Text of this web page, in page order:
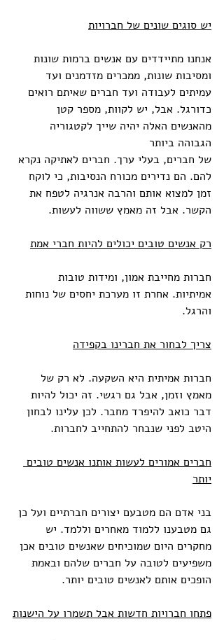
יש סוגים שונים של חברויות
אנחנו מתיידדים עם אנשים ברמות שונות
ומסיבות שונות, ממכרים מזדמנים ועד
עמיתים לעבודה ועד חברים שאיתם רואים
כדורגל. אבל, יש לקוות, מספר קטן
מהאנשים האלה יהיה שייך לקטגוריה
הגבוהה ביותר
של חברים, בעלי ערך. חברים לאתיקה נקרא
להם. הם נדירים מכורח הנסיבות, כי לוקח
זמן למצוא אותם והרבה אנרגיה לטפח את
הקשר. אבל זה מאמץ ששווה לעשות.
רק אנשים טובים יכולים להיות חברי אמת
חברות מחייבת אמון, ומידות טובות
אמיתיות. אחרת זו מערכת יחסים של נוחות
והרגל.
צריך לבחור את חברינו בקפידה
חברות אמיתית היא השקעה. לא רק של
מאמץ וזמן, אבל גם רגשי. זה יכול להיות
דבר כואב להיפרד מחבר. לכן עלינו לבחון
היטב לפני שנבחר להתחייב לחברות.
חברים אמורים לעשות אותנו אנשים טובים
יותר
בני אדם הם מטבעם יצורים חברתיים ועל כן
גם מטבענו ללמוד מאחרים וללמד. יש
מחקרים היום שמוכיחים שאנשים טובים אכן
משפיעים לטובה על חברים שלהם ובאמת
הופכים אותם לאנשים טובים יותר.
פתחו חברויות חדשות אבל תשמרו על הישנות